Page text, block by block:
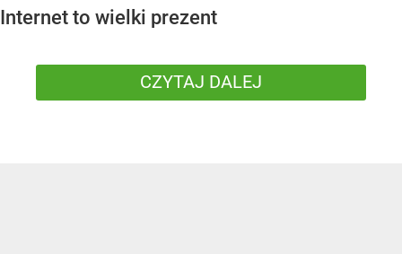
Internet to wielki prezent
CZYTAJ DALEJ